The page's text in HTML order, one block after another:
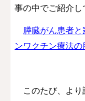
事の中でご紹介
膵臓がん患者
ンワクチン療法
このたび、よ